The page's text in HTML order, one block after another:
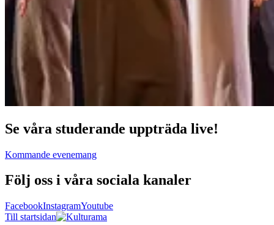
Se våra studerande uppträda live!
Kommande evenemang
Följ oss i våra sociala kanaler
FacebookInstagramYoutube
Till startsidan